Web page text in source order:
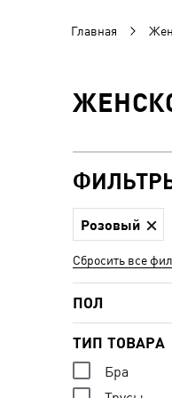
Главная
Розовый
Сбросить все
ПОЛ
ТИП ТОВАРА
Бра